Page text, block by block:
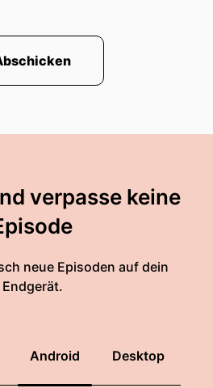
verpasse keine
neue Episoden auf dein
Endgerät.
Android Desktop